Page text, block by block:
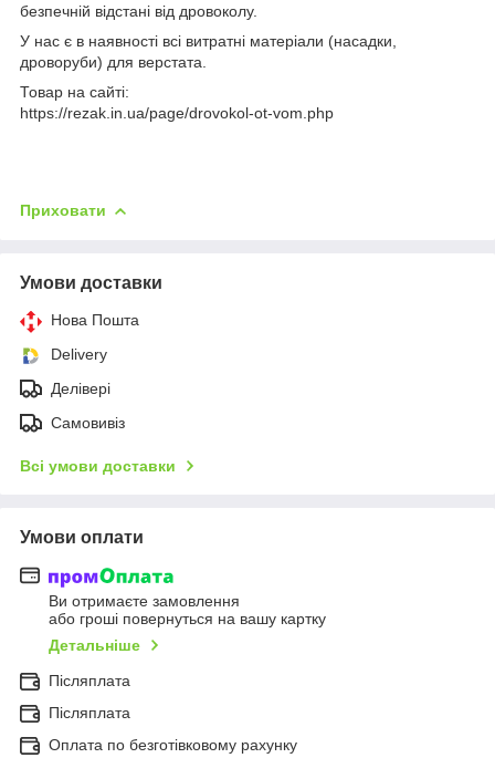
безпечній відстані від дровоколу.
У нас є в наявності всі витратні матеріали (насадки,
дроворуби) для верстата.
Товар на сайті:
https://rezak.in.ua/page/drovokol-ot-vom.php
Приховати
Умови доставки
Нова Пошта
Delivery
Делівері
Самовивіз
Всі умови доставки
Умови оплати
Ви отримаєте замовлення
або гроші повернуться на вашу картку
Детальніше
Післяплата
Післяплата
Оплата по безготівковому рахунку